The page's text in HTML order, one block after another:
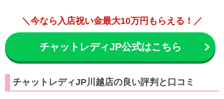
＼今なら入店祝い金最大10万円もらえる！／
チャットレディJP公式はこちら
チャットレディJP川越店の良い評判と口コミ